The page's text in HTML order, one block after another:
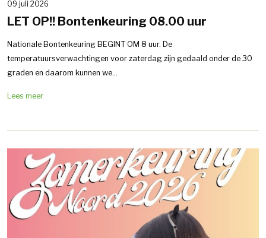
09 juli 2026
LET OP!! Bontenkeuring 08.00 uur
Nationale Bontenkeuring BEGINT OM 8 uur. De
temperatuursverwachtingen voor zaterdag zijn gedaald onder de 30
graden en daarom kunnen we...
Lees meer